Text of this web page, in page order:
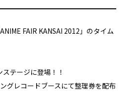
FAIR KANSAI 2012」のタイム
テージに登場！！
グレコードブースにて整理券を配布